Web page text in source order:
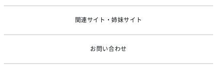
関連サイト・姉妹サイト
お問い合わせ